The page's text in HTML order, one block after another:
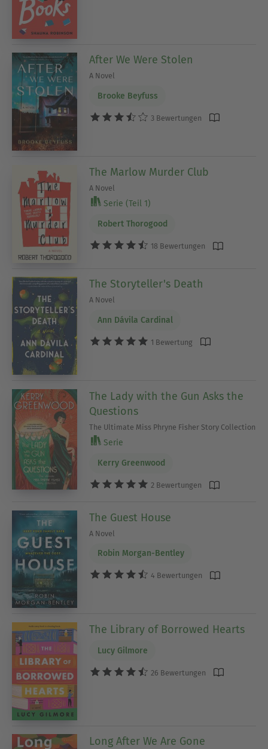
After We Were Stolen
A Novel
Brooke Beyfuss
3 Bewertungen
The Marlow Murder Club
A Novel
Serie (Teil 1)
Robert Thorogood
18 Bewertungen
The Storyteller's Death
A Novel
Ann Dávila Cardinal
1 Bewertung
The Lady with the Gun Asks the
Questions
The Ultimate Miss Phryne Fisher Story Collection
Serie
Kerry Greenwood
2 Bewertungen
The Guest House
A Novel
Robin Morgan-Bentley
4 Bewertungen
The Library of Borrowed Hearts
Lucy Gilmore
26 Bewertungen
Long After We Are Gone